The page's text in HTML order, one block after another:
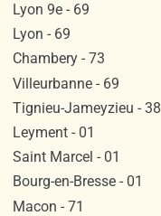
Lyon 9e - 69
Lyon - 69
Chambery - 73
Villeurbanne - 69
Tignieu-Jameyzieu - 38
Leyment - 01
Saint Marcel - 01
Bourg-en-Bresse - 01
Macon - 71